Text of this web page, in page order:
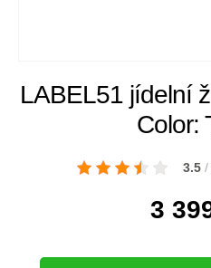
LABEL51 jídelní
Color:
3.5 /
3